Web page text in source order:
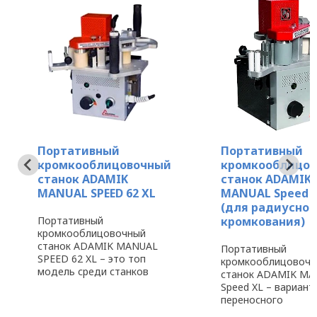
Портативный
кромкооблицовочный
станок ADAMIK
MANUAL SPEED 62 XL
Портативный
кромкооблицовочный
станок ADAMIK MANUAL
SPEED 62 XL – это топ
модель среди станков
Портативный
станок ADAMIK
MANUAL Speed
(для
кромкования)
Портативный
станок ADAMIK
Speed XL – вариант
переносного